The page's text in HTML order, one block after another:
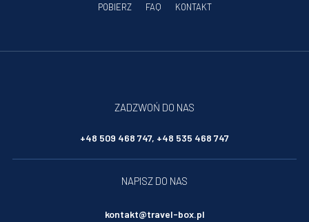
POBIERZ
FAQ KONTAKT
ZADZWOŃ DO NAS
+48 509 468 747, +48 535 468 747
NAPISZ DO NAS
kontakt@travel-box.pl